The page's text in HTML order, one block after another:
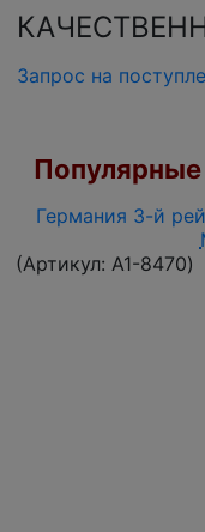
Запрос на
Германия 3-й
(Артикул: A1-8470)